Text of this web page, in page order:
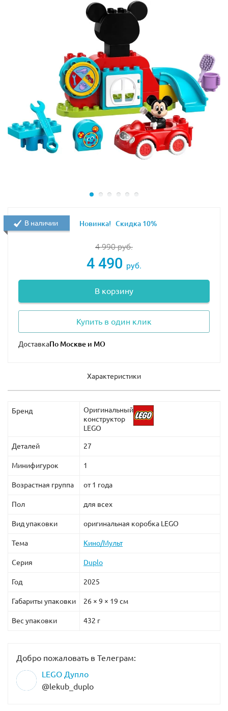
4 990руб.
4 490 руб.
В корзину
Купить в один клик
Доставка
В наличии Новинка! Скидка 10%
Характеристики
Бренд
Оригинальный
конструктор
LEGO
Деталей 27
Минифигурок 1
Возрастная группа от 1 года
Пол для всех
Вид упаковки оригинальная коробка LEGO
Тема Кино/Мульт
Серия Duplo
Год 2025
Габариты упаковки 26 × 9 × 19 см
Вес упаковки 432 г
Добро пожаловать в Телеграм:
LEGO Дупло
@lekub_duplo